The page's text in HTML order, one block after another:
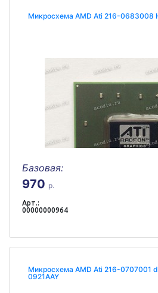
Микросхема AMD Ati 216-0683008
Базовая:
970 р.
Арт.:
00000000964
Микросхема AMD Ati 216-0707001
0921AAY